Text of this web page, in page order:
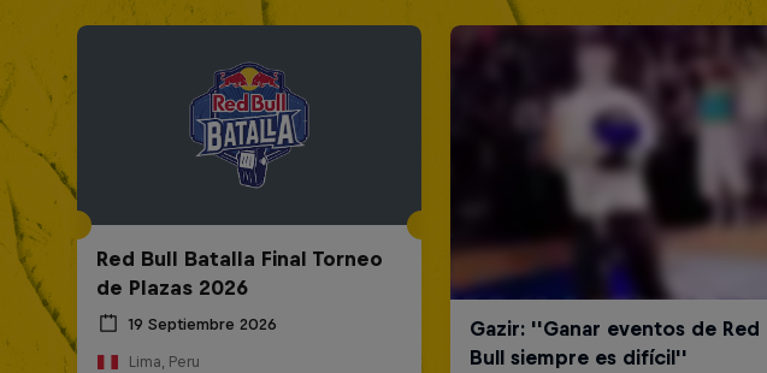
Red Bull Batalla Final Torneo
de Plazas 2026
19 Septiembre 2026
Lima, Peru